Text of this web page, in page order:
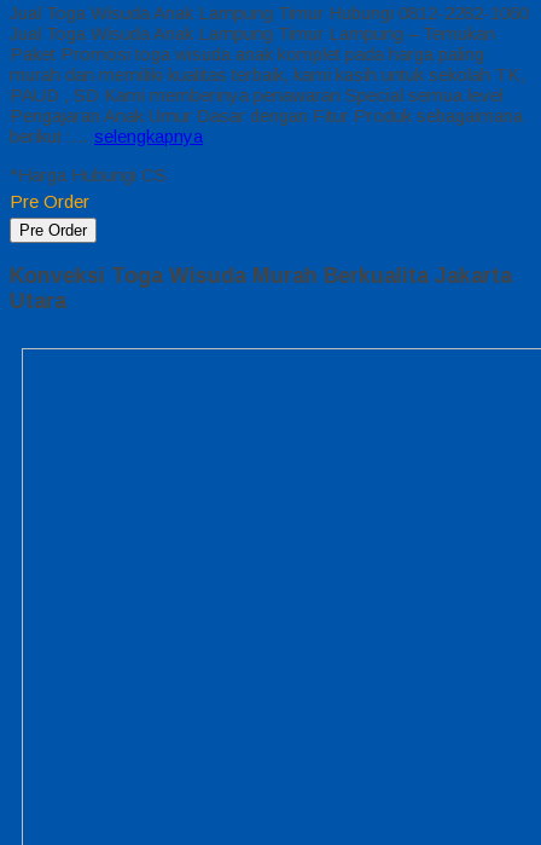
Jual Toga Wisuda Anak Lampung Timur Hubungi 0812-2282-1060
Jual Toga Wisuda Anak Lampung Timur Lampung – Temukan
Paket Promosi toga wisuda anak komplet pada harga paling
murah dan memiliki kualitas terbaik, kami kasih untuk sekolah TK,
PAUD , SD Kami memberinya penawaran Special semua level
Pengajaran Anak Umur Dasar dengan Fitur Produk sebagaimana
berikut :… selengkapnya
*Harga Hubungi CS
Pre Order
Pre Order
Konveksi Toga Wisuda Murah Berkualita Jakarta
Utara